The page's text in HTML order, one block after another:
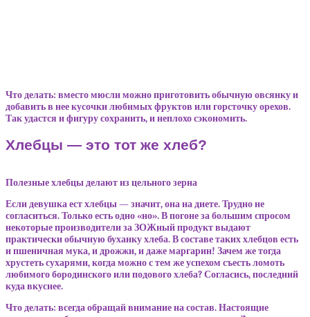
Что делать: вместо мюсли можно приготовить обычную овсянку и
добавить в нее кусочки любимых фруктов или горсточку орехов.
Так удастся и фигуру сохранить, и неплохо сэкономить.
Хлебцы — это тот же хлеб?
Полезные хлебцы делают из цельного зерна
Если девушка ест хлебцы — значит, она на диете. Трудно не
согласиться. Только есть одно «но». В погоне за большим спросом
некоторые производители за ЗОЖный продукт выдают
практически обычную буханку хлеба. В составе таких хлебцов есть
и пшеничная мука, и дрожжи, и даже маргарин! Зачем же тогда
хрустеть сухарями, когда можно с тем же успехом съесть ломоть
любимого бородинского или подового хлеба? Согласись, последний
куда вкуснее.
Что делать: всегда обращай внимание на состав. Настоящие